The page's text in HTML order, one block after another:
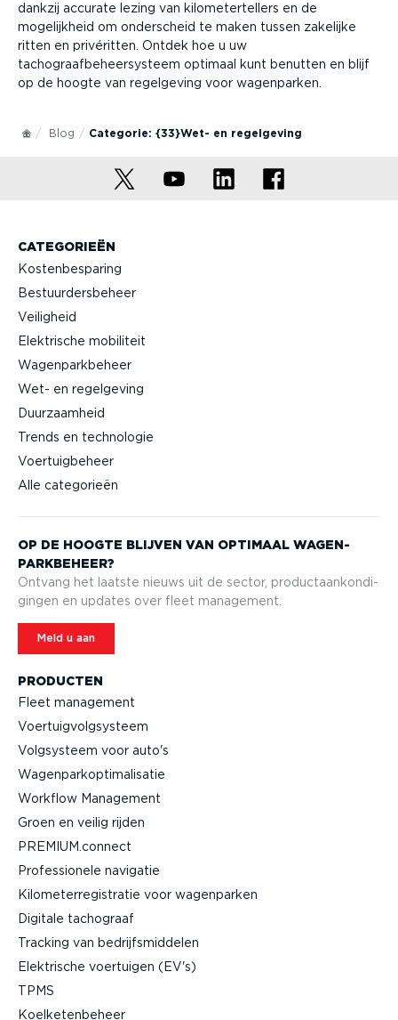
dankzij accurate lezing van kilometertellers en de
mogelijkheid om onderscheid te maken tussen zakelijke
ritten en privéritten. Ontdek hoe u uw
tachograafbeheersysteem optimaal kunt benutten en blijf
op de hoogte van regelgeving voor wagenparken.
Blog Categorie: {33}Wet- en regelgeving
CATEGORIEËN
Kostenbesparing
Bestuurdersbeheer
Veiligheid
Elektrische mobiliteit
Wagenparkbeheer
Wet- en regelgeving
Duurzaamheid
Trends en technologie
Voertuigbeheer
Alle categorieën
PRODUCTEN
Fleet management
Voertuig­volg­systeem
Volgsysteem voor auto's
Wagen­par­kop­ti­ma­li­satie
Workflow Management
Groen en veilig rijden
PREMIUM.connect
Profes­si­onele navigatie
Kilome­ter­re­gi­stratie voor wagenparken
Digitale tachograaf
Tracking van bedrijfs­mid­delen
Elektrische voertuigen (EV's)
TPMS
Koelke­ten­beheer
OP DE HOOGTE BLIJVEN VAN OPTIMAAL WAGEN­
PARK­BEHEER?
Ontvang het laatste nieuws uit de sector, product­aan­kon­di­
gingen en updates over fleet management.
Meld u aan